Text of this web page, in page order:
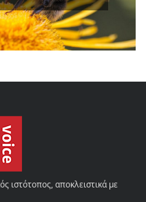
ιστότοπος, αποκλειστικά με